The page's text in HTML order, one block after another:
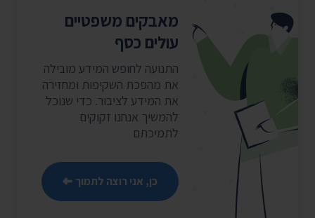
מאבקים משפטיים
עולים כסף
התנועה לחופש המידע מובילה
את מהפכת השקיפות ומחזירה
את המידע לציבור. כדי שנוכל
להמשיך אנחנו זקוקים
לתמיכתם
כן, אני רוצה לתמוך